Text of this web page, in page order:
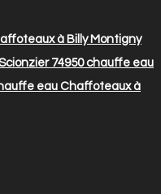
à Billy Montigny
74950chauffe eau
eau Chaffoteaux à